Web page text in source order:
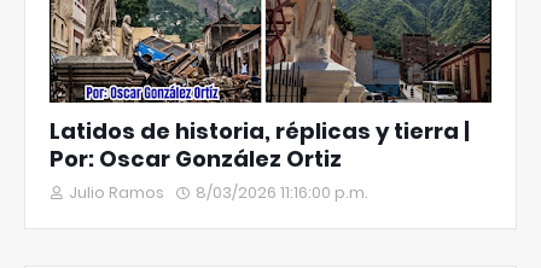
Latidos de historia, réplicas y tierra |
Por: Oscar González Ortiz
Julio Ramos 8/03/2026 11:16:00 p.m.